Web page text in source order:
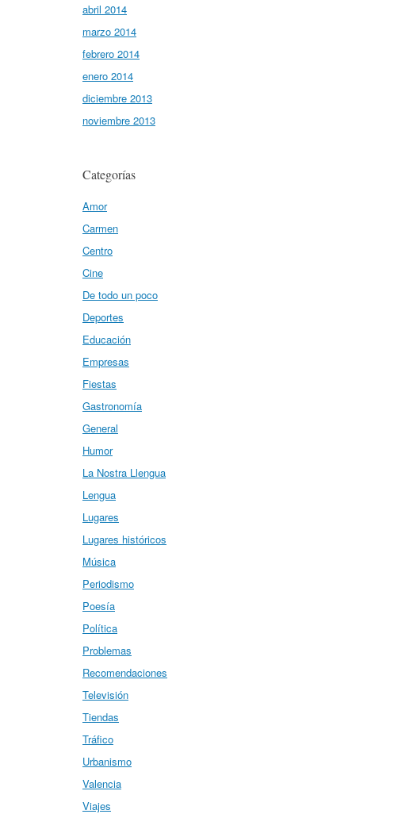
abril 2014
marzo 2014
febrero 2014
enero 2014
diciembre 2013
noviembre 2013
Categorías
Amor
Carmen
Centro
Cine
De todo un poco
Deportes
Educación
Empresas
Fiestas
Gastronomía
General
Humor
La Nostra Llengua
Lengua
Lugares
Lugares históricos
Música
Periodismo
Poesía
Política
Problemas
Recomendaciones
Televisión
Tiendas
Tráfico
Urbanismo
Valencia
Viajes